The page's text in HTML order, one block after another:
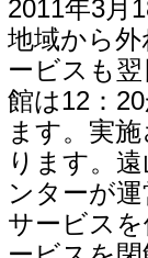
2011年3月
地域から
ービスも
館は12：
ます。実
ります。
ンターが
サービス